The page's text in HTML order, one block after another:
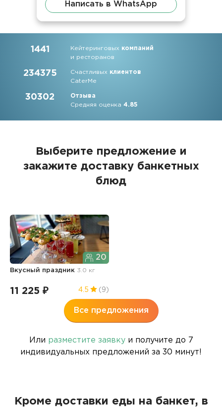
Написать в WhatsApp
1441 Кейтеринговых компаний
и ресторанов
234375 Счастливых клиентов
CaterMe
30302
Отзыва
Средняя оценка4.85
Выберите предложение и
закажите доставку банкетных
блюд
20
Вкусный праздник 3.0 кг
11 225 ₽ 4.5 (9)
Все предложения
Или разместите заявкуи получите до 7
индивидуальных предложений за 30 минут!
Кроме доставки еды на банкет, в